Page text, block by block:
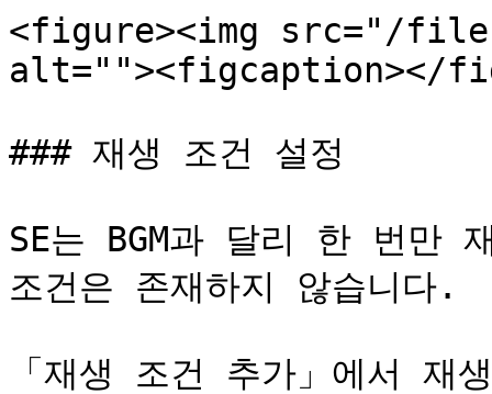
<figure><img src="/files/
alt=""><figcaption></
### 재생 조건 설정
SE는 BGM과 달리 한 번만
조건은 존재하지 않습니다.
「재생 조건 추가」에서